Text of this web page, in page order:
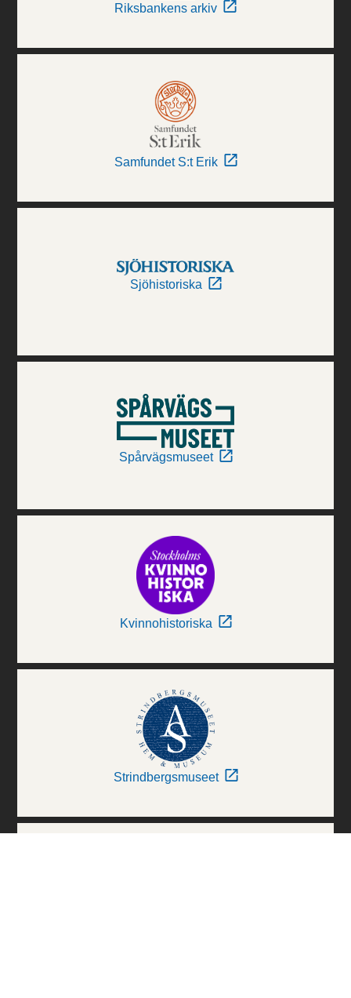
Riksbankens arkiv
Samfundet S:t Erik
Sjöhistoriska
Spårvägsmuseet
Kvinnohistoriska
Strindbergsmuseet